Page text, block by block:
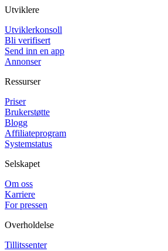
Utviklere
Utviklerkonsoll
Bli verifisert
Send inn en app
Annonser
Ressurser
Priser
Brukerstøtte
Blogg
Affiliateprogram
Systemstatus
Selskapet
Om oss
Karriere
For pressen
Overholdelse
Tillitssenter